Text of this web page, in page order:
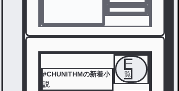
#CHUNITHMの新着小
説
一
覧